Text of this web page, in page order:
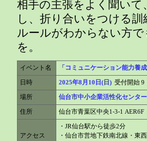
相手の主張をよく聞い
し、折り合いをつける
ルールがわからない方
を。
イベント名 「コミュニケーション能力養成
日時 2025年8月10日(日) 受付開始
場所 仙台市中小企業活性化センタ
住所 仙台市青葉区中央1-3-1 AER6F
アクセス
・JR仙台駅から徒歩2分
・仙台市営地下鉄南北線・東